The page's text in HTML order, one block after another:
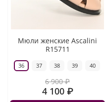
Мюли женские Ascalini
R15711
36 37 38 39 40
6 900 ₽
4 100 ₽